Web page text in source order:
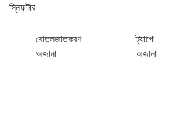
স্নিফটার
বোতলজাতকরণ
অজানা
ট্যাপে
অজানা